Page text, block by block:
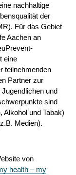
nachhaltige
der
Für das Gebiet
Aachen an
eine
teilnehmenden
Partner zur
und
sind
Alkohol und Tabak)
Medien).
von
health – my